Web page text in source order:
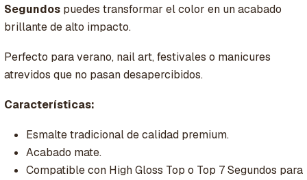
Segundos puedes transformar el color en un acabado
brillante de alto impacto.
Perfecto para verano, nail art, festivales o manicures
atrevidos que no pasan desapercibidos.
Características:
Esmalte tradicional de calidad premium.
Acabado mate.
Compatible con High Gloss Top o Top 7 Segundos para